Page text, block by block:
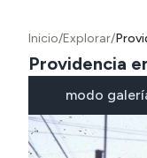
Inicio/Explorar/
Providencia
modo